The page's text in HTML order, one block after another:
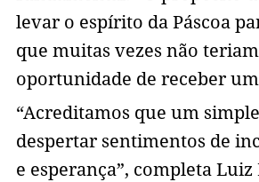
levar o espírito da Páscoa
que muitas vezes não
oportunidade de receber
“Acreditamos que um
despertar sentimentos de
e esperança”, completa